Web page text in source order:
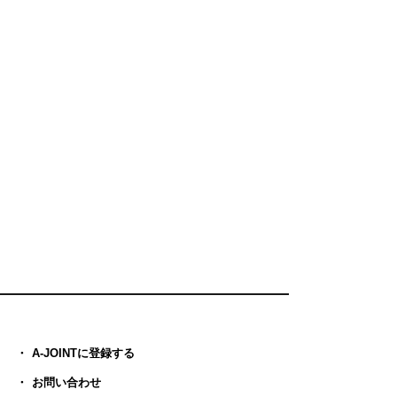
A-JOINTに登録する
お問い合わせ